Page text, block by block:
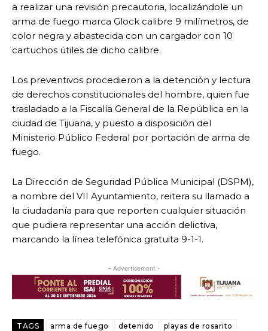
a realizar una revisión precautoria, localizándole un
arma de fuego marca Glock calibre 9 milímetros, de
color negra y abastecida con un cargador con 10
cartuchos útiles de dicho calibre.
Los preventivos procedieron a la detención y lectura
de derechos constitucionales del hombre, quien fue
trasladado a la Fiscalía General de la República en la
ciudad de Tijuana, y puesto a disposición del
Ministerio Público Federal por portación de arma de
fuego.
La Dirección de Seguridad Pública Municipal (DSPM),
a nombre del VII Ayuntamiento, reitera su llamado a
la ciudadanía para que reporten cualquier situación
que pudiera representar una acción delictiva,
marcando la línea telefónica gratuita 9-1-1.
- Advertisement -
TAGS arma de fuego detenido
playas de rosarito